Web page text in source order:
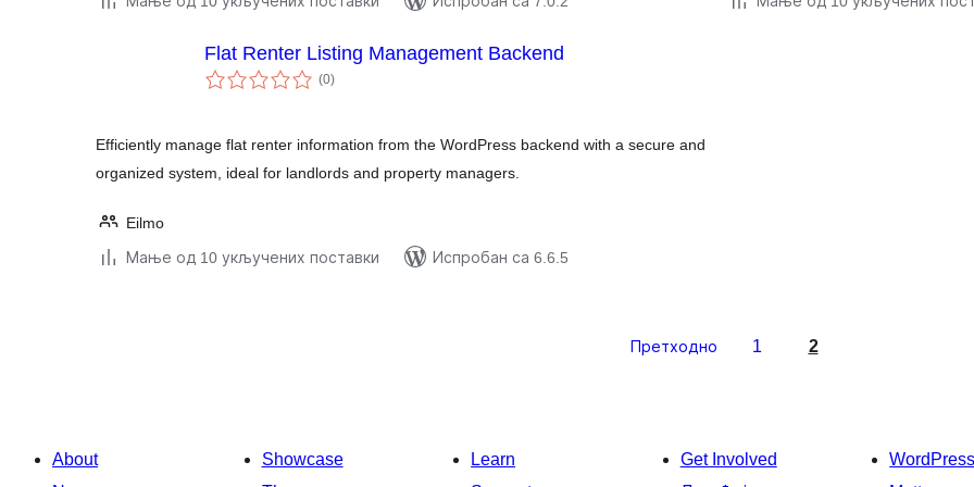
Flat Renter Listing Management Backend
(0укупних
оцена
)
Efficiently manage flat renter information from the WordPress backend with a secure and
organized system, ideal for landlords and property managers.
Eilmo
Мање од 10 укључених поставки
Испробан са 6.6.5
Претходно 1 2
About
Showcase
Learn
Get Involved